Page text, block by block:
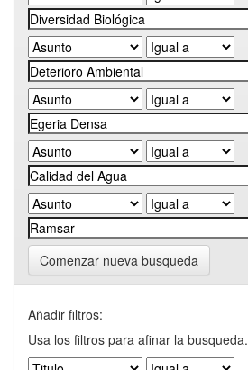
Comenzar nueva busqueda
Añadir filtros:
Usa los filtros para afinar la busqueda.